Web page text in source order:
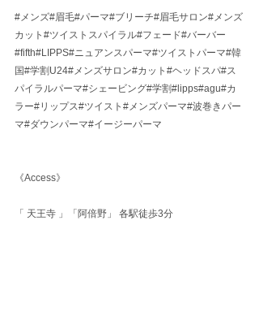
#メンズ#眉毛#パーマ#ブリーチ#眉毛サロン#メンズ
カット#ツイストスパイラル#フェード#バーバー
#fifth#LIPPS#ニュアンスパーマ#ツイストパーマ#韓
国#学割U24#メンズサロン#カット#ヘッドスパ#ス
パイラルパーマ#シェービング#学割#lipps#agu#カ
ラー#リップス#ツイスト#メンズパーマ#波巻きパー
マ#ダウンパーマ#イージーパーマ
《Access》
「 天王寺 」「阿倍野」 各駅徒歩3分